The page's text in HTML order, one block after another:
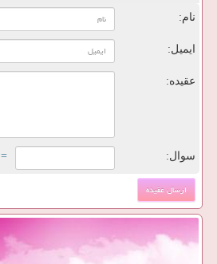
نام:
ایمیل:
عقیده:
سوال: = ۳ بعلاوه ۵